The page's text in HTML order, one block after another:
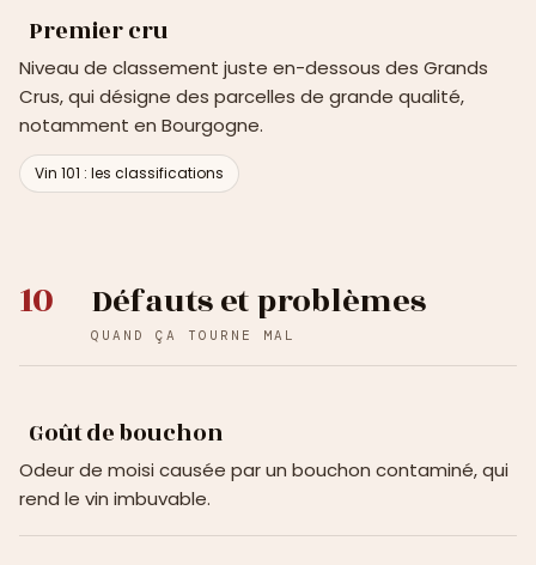
Premier cru
Niveau de classement juste en-dessous des Grands
Crus, qui désigne des parcelles de grande qualité,
notamment en Bourgogne.
Vin 101 : les classifications
10 Défauts et problèmes
QUAND ÇA TOURNE MAL
Goût de bouchon
Odeur de moisi causée par un bouchon contaminé, qui
rend le vin imbuvable.